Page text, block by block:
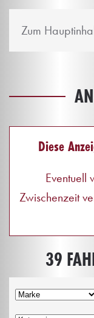
Zum
Diese
Eventuell
Zwischenzeit
39